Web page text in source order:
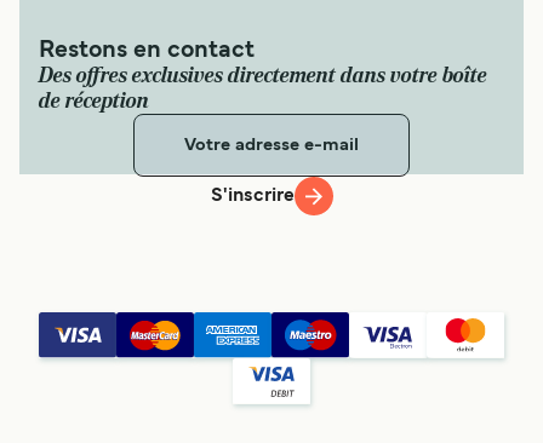
Restons en contact
Des offres exclusives directement dans votre boîte
de réception
S'inscrire